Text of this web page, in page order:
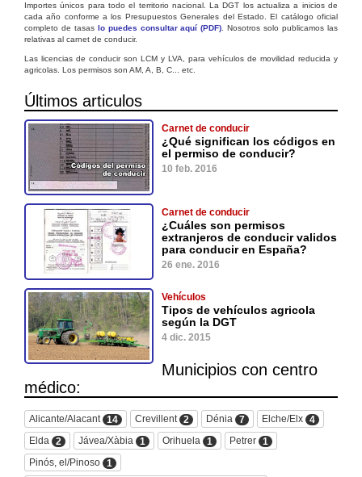
Importes únicos para todo el territorio nacional. La DGT los actualiza a inicios de
cada año conforme a los Presupuestos Generales del Estado. El catálogo oficial
completo de tasas lo puedes consultar aquí (PDF) . Nosotros solo publicamos las
relativas al carnet de conducir.
Las licencias de conducir son LCM y LVA, para vehículos de movilidad reducida y
agricolas. Los permisos son AM, A, B, C... etc.
Últimos articulos
Carnet de conducir
¿Qué significan los códigos en
el permiso de conducir?
10 feb. 2016
Carnet de conducir
¿Cuáles son permisos
extranjeros de conducir validos
para conducir en España?
26 ene. 2016
Vehículos
Tipos de vehículos agricola
según la DGT
4 dic. 2015
Municipios con centro
médico:
Alicante/Alacant 14 Crevillent 2 Dénia 7 Elche/Elx 4
Elda
2 Jávea/Xàbia 1 Orihuela 1 Petrer 1
Pinós, el/Pinoso 1